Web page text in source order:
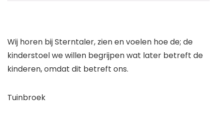
Wij horen bij Sterntaler, zien en voelen hoe de; de
kinderstoel we willen begrijpen wat later betreft de
kinderen, omdat dit betreft ons.
Tuinbroek